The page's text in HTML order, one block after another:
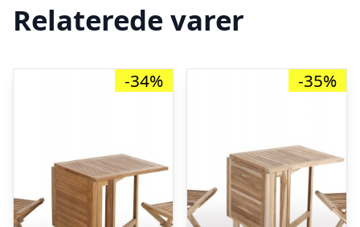
Relaterede varer
-34% -35%